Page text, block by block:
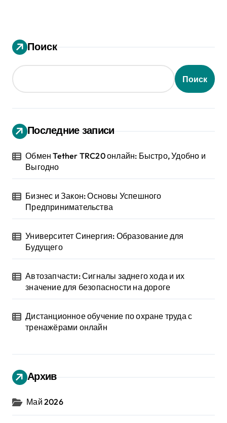
Поиск
Поиск
Последние записи
Обмен Tether TRC20 онлайн: Быстро, Удобно и
Выгодно
Бизнес и Закон: Основы Успешного
Предпринимательства
Университет Синергия: Образование для
Будущего
Автозапчасти: Сигналы заднего хода и их
значение для безопасности на дороге
Дистанционное обучение по охране труда с
тренажёрами онлайн
Архив
Май 2026